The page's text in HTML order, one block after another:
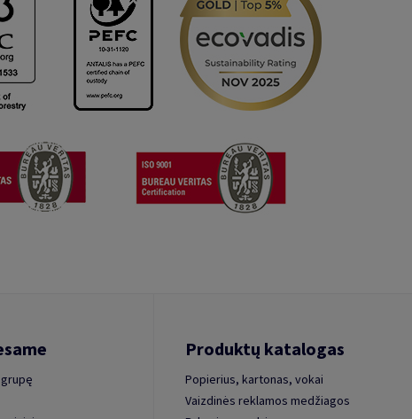
Produktų katalogas
Popierius, kartonas, vokai
Vaizdinės reklamos medžiagos